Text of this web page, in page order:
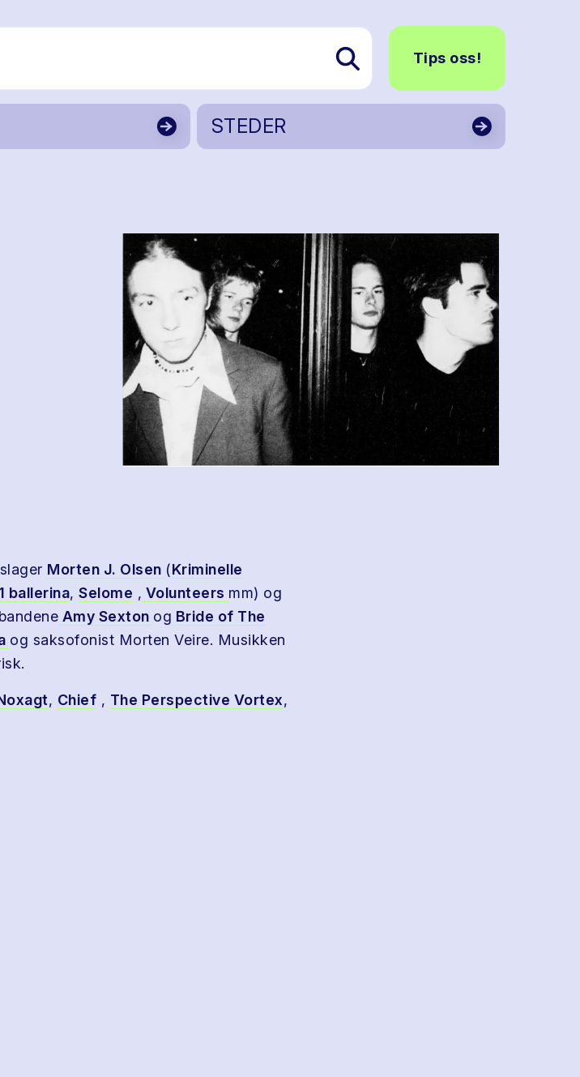
Tips oss!
STEDER
Morten J. Olsen (Kriminelle
ballerina, Selome , Volunteers mm) og
Amy Sexton og Bride of The
og saksofonist Morten Veire. Musikken
, Chief , The Perspective Vortex,